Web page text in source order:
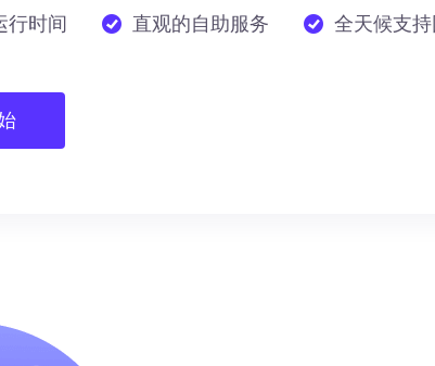
行时间 直观的自助服务 全天候支